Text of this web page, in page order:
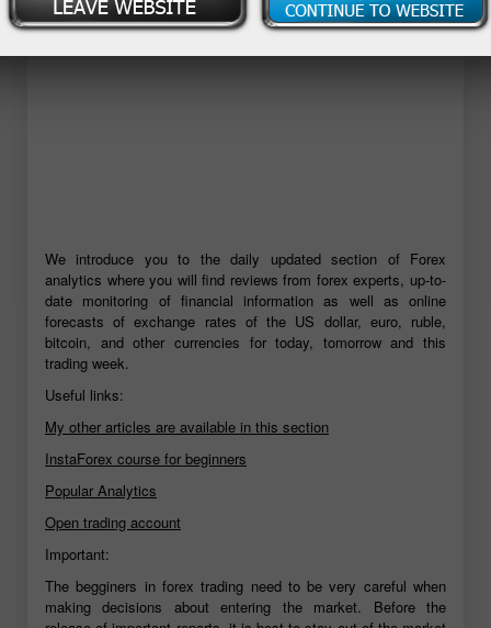
We introduce you to the daily updated section of Forex
analytics where you will find reviews from forex experts, up-to-
date monitoring of financial information as well as online
forecasts of exchange rates of the US dollar, euro, ruble,
bitcoin, and other currencies for today, tomorrow and this
trading week.
Useful links:
My other articles are available in this section
InstaForex course for beginners
Popular Analytics
Open trading account
Important:
The begginers in forex trading need to be very careful when
making decisions about entering the market. Before the